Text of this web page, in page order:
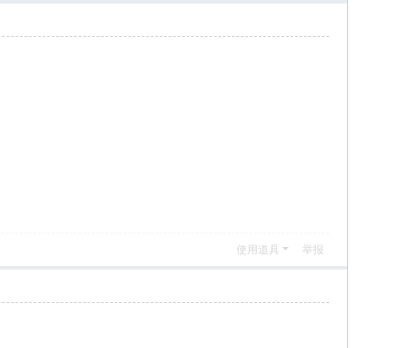
使用道具 举报